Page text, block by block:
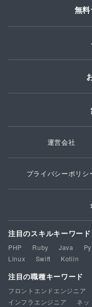
無
運営会社
プライバシーポリシ
注目のスキルキーワード
PHP Ruby Java
Linux
Swift Kotlin
注目の職種キーワード
フロントエンドエンジニア
インフラエンジニア
ネッ